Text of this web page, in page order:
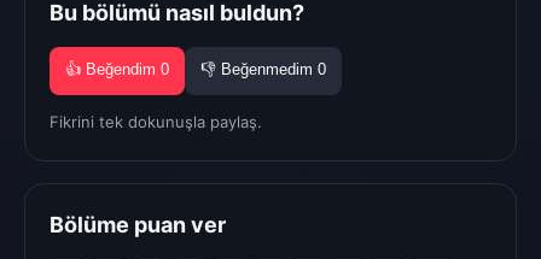
Bu bölümü nasıl buldun?
👍 Beğendim 0 👎 Beğenmedim 0
Fikrini tek dokunuşla paylaş.
Bölüme puan ver